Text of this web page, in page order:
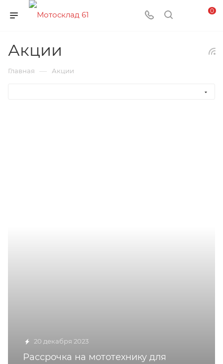
0
Акции
Главная — Акции
20 декабря 2023
Рассрочка на мототехнику для